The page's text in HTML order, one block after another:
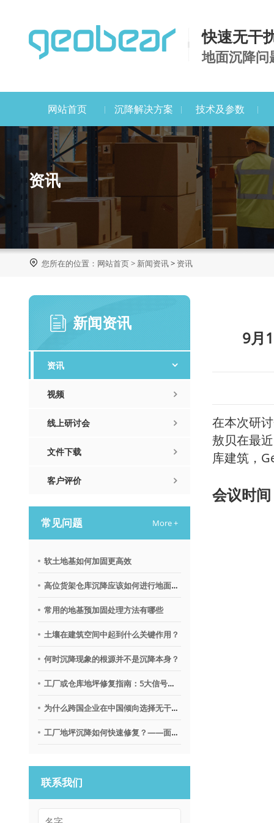
快速无干
地面沉降问
网站首页 沉降解决方案 技术及参数
资讯
 您所在的位置： 网站首页> 新闻资讯> 资讯
新闻资讯
资讯
视频
线上研讨会
文件下载
客户评价
常见问题 More +
软土地基如何加固更高效
高位货架仓库沉降应该如何进行地面调平？
常用的地基预加固处理方法有哪些
土壤在建筑空间中起到什么关键作用？
何时沉降现象的根源并不是沉降本身？
工厂或仓库地坪修复指南：5大信号提示需要地质聚合物技术
为什么跨国企业在中国倾向选择无干扰地基修复沉降技术？
工厂地坪沉降如何快速修复？——面向不停产环境的解决思路
联系我们
9月
在本次研
敖贝在最
库建筑，
会议时